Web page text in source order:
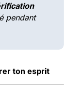
pendant
ton esprit